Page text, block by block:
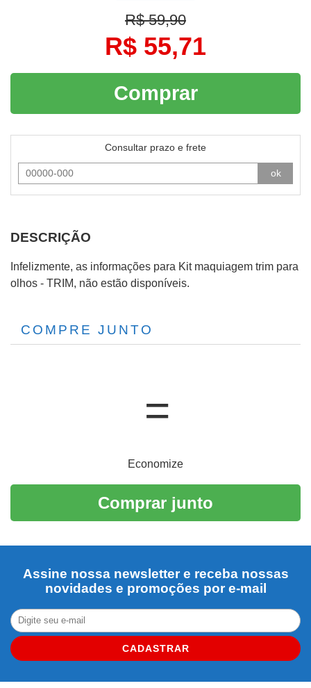
R$ 59,90
R$ 55,71
Comprar
Consultar prazo e frete
ok
DESCRIÇÃO
Infelizmente, as informações para Kit maquiagem trim para
olhos - TRIM, não estão disponíveis.
COMPRE JUNTO
Economize
Comprar junto
Assine nossa newsletter e receba nossas
novidades e promoções por e-mail
CADASTRAR